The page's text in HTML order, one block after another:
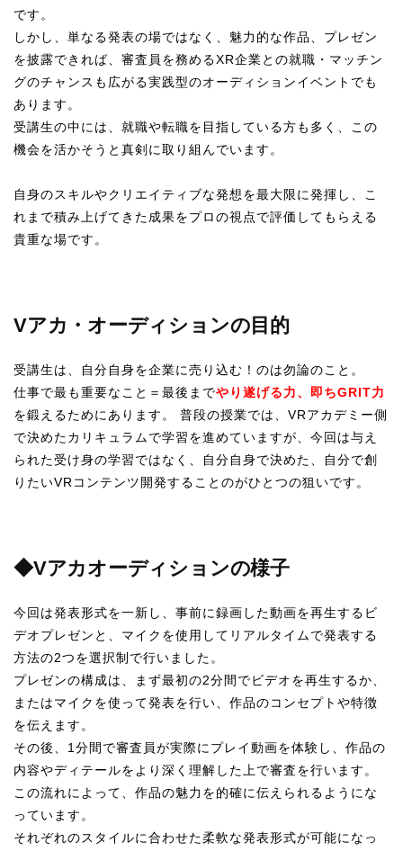
です。
しかし、単なる発表の場ではなく、魅力的な作品、プレゼン
を披露できれば、審査員を務めるXR企業との就職・マッチン
グのチャンスも広がる実践型のオーディションイベントでも
あります。
受講生の中には、就職や転職を目指している方も多く、この
機会を活かそうと真剣に取り組んでいます。
自身のスキルやクリエイティブな発想を最大限に発揮し、こ
れまで積み上げてきた成果をプロの視点で評価してもらえる
貴重な場です。
Vアカ・オーディションの目的
受講生は、自分自身を企業に売り込む！のは勿論のこと。
仕事で最も重要なこと＝最後までやり遂げる力、即ちGRIT力
を鍛えるためにあります。 普段の授業では、VRアカデミー側
で決めたカリキュラムで学習を進めていますが、今回は与え
られた受け身の学習ではなく、自分自身で決めた、自分で創
りたいVRコンテンツ開発することのがひとつの狙いです。
◆Vアカオーディションの様子
今回は発表形式を一新し、事前に録画した動画を再生するビ
デオプレゼンと、マイクを使用してリアルタイムで発表する
方法の2つを選択制で行いました。
プレゼンの構成は、まず最初の2分間でビデオを再生するか、
またはマイクを使って発表を行い、作品のコンセプトや特徴
を伝えます。
その後、1分間で審査員が実際にプレイ動画を体験し、作品の
内容やディテールをより深く理解した上で審査を行います。
この流れによって、作品の魅力を的確に伝えられるようにな
っています。
それぞれのスタイルに合わせた柔軟な発表形式が可能になっ